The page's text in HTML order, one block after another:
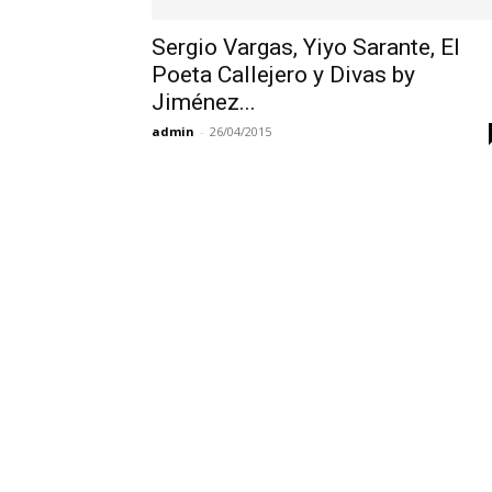
Sergio Vargas, Yiyo Sarante, El
Poeta Callejero y Divas by
Jiménez...
admin - 26/04/2015